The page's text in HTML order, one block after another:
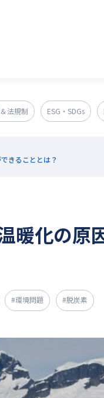
法規制 ESG・SDGs
きることとは？
暖化の原
#環境問題 #脱炭素